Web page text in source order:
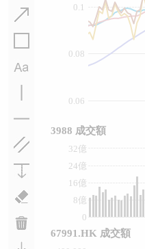
0.08
0.06
0.1
0
8億
16億
24億
32億
3988 成交額
67991.HK 成交額